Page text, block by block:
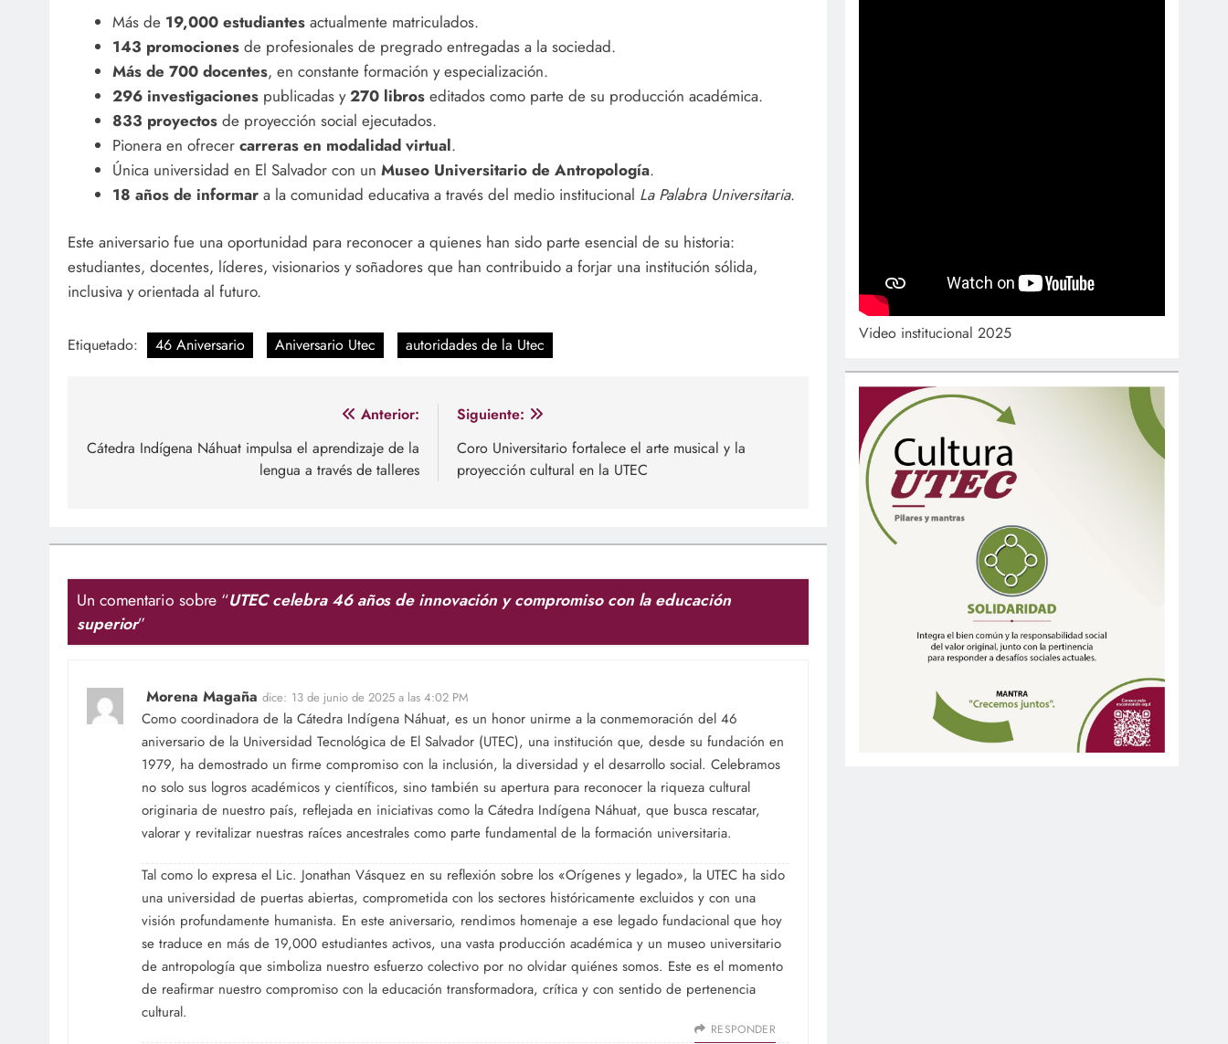
Más de 19,000 estudiantesactualmente matriculados.
143 promocionesde profesionales de pregrado entregadas a la sociedad.
Más de 700 docentes, en constante formación y especialización.
296 investigacionespublicadas y270 libroseditados como parte de su producción académica.
833 proyectosde proyección social ejecutados.
Pionera en ofrecer carreras en modalidad virtual.
Única universidad en El Salvador con un Museo Universitario de Antropología.
18 años de informara la comunidad educativa a través del medio institucional La Palabra Universitaria.
Este aniversario fue una oportunidad para reconocer a quienes han sido parte esencial de su historia:
estudiantes, docentes, líderes, visionarios y soñadores que han contribuido a forjar una institución sólida,
inclusiva y orientada al futuro.
Etiquetado: 46 Aniversario Aniversario Utec autoridades de la Utec
de
Anterior:
Cátedra Indígena Náhuat impulsa el aprendizaje de la
lengua a través de talleres
Siguiente:
Coro Universitario fortalece el arte musical y la
proyección cultural en la UTEC
Un comentario sobre “UTEC celebra 46 años de innovación y compromiso con la educación
superior”
Morena Magaña dice: 13 de junio de 2025 a las 4:02 PM
Como coordinadora de la Cátedra Indígena Náhuat, es un honor unirme a la conmemoración del 46
aniversario de la Universidad Tecnológica de El Salvador (UTEC), una institución que, desde su fundación en
1979, ha demostrado un firme compromiso con la inclusión, la diversidad y el desarrollo social. Celebramos
no solo sus logros académicos y científicos, sino también su apertura para reconocer la riqueza cultural
originaria de nuestro país, reflejada en iniciativas como la Cátedra Indígena Náhuat, que busca rescatar,
valorar y revitalizar nuestras raíces ancestrales como parte fundamental de la formación universitaria.
Tal como lo expresa el Lic. Jonathan Vásquez en su reflexión sobre los «Orígenes y legado», la UTEC ha sido
una universidad de puertas abiertas, comprometida con los sectores históricamente excluidos y con una
visión profundamente humanista. En este aniversario, rendimos homenaje a ese legado fundacional que hoy
se traduce en más de 19,000 estudiantes activos, una vasta producción académica y un museo universitario
de antropología que simboliza nuestro esfuerzo colectivo por no olvidar quiénes somos. Este es el momento
de reafirmar nuestro compromiso con la educación transformadora, crítica y con sentido de pertenencia
cultural.
RESPONDER
Video institucional 2025